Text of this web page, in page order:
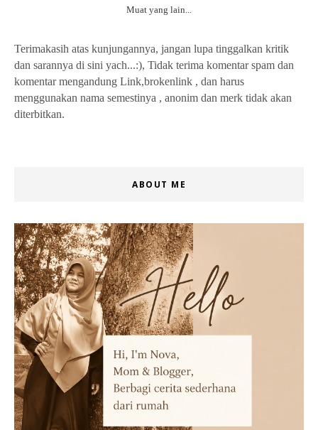
Muat yang lain...
Terimakasih atas kunjungannya, jangan lupa tinggalkan kritik
dan sarannya di sini yach...:), Tidak terima komentar spam dan
komentar mengandung Link,brokenlink , dan harus
menggunakan nama semestinya , anonim dan merk tidak akan
diterbitkan.
ABOUT ME